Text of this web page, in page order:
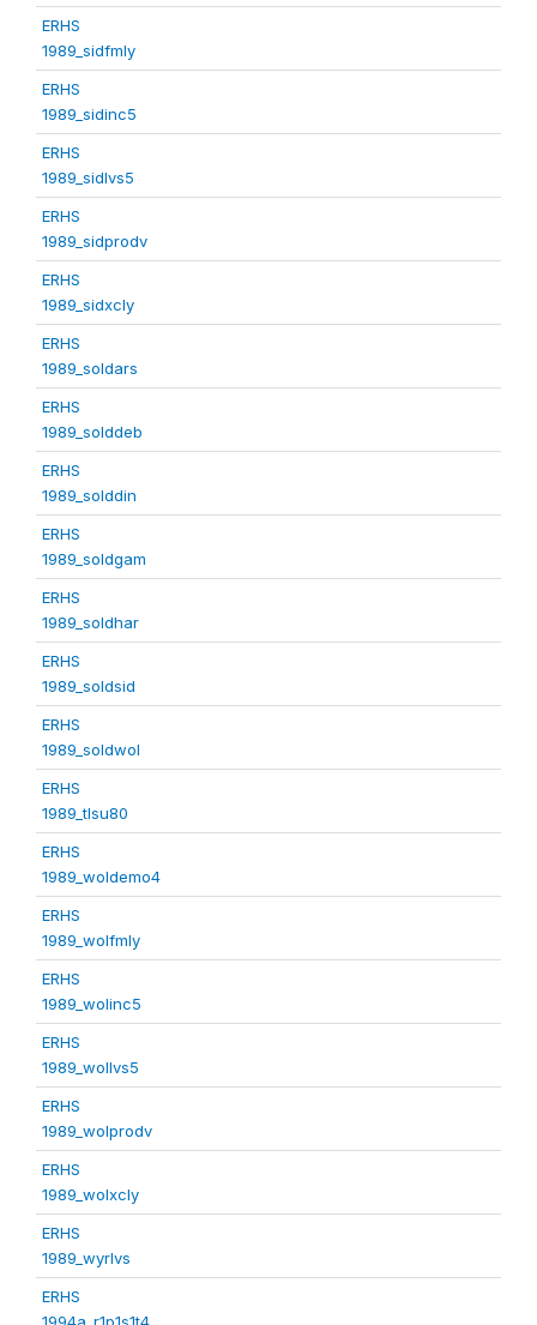
ERHS
1989_sidfmly
ERHS
1989_sidinc5
ERHS
1989_sidlvs5
ERHS
1989_sidprodv
ERHS
1989_sidxcly
ERHS
1989_soldars
ERHS
1989_solddeb
ERHS
1989_solddin
ERHS
1989_soldgam
ERHS
1989_soldhar
ERHS
1989_soldsid
ERHS
1989_soldwol
ERHS
1989_tlsu80
ERHS
1989_woldemo4
ERHS
1989_wolfmly
ERHS
1989_wolinc5
ERHS
1989_wollvs5
ERHS
1989_wolprodv
ERHS
1989_wolxcly
ERHS
1989_wyrlvs
ERHS
1994a_r1p1s1t4